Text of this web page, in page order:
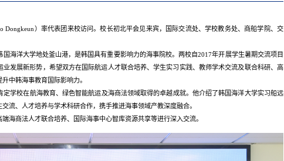
Dongkeun）率代表团来校访问。校长初北平会见来宾，国际交流处、学校教务处、商船学院、交
海洋大学地处釜山港，是韩国具有重要影响力的海事院校。两校自2017年开展学生暑期交流项目
发展新形势，希望双方在国际航运人才联合培养、学生实习实践、教师学术交流及联合科研、高
中韩海事教育国际影响力。
学校在航海教育、绿色智能航运及海商法领域取得的卓越成就。他介绍了韩国海洋大学实习船远
流、人才培养与学术科研合作，携手推进海事领域产教深度融合。
海商法人才联合培养、国际海事中心智库资源共享等进行深入交流。